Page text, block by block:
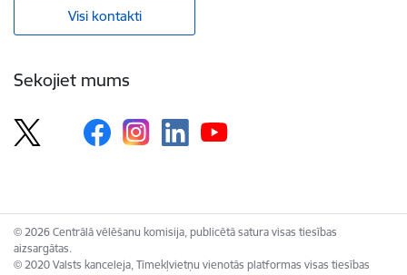
Visi kontakti
Sekojiet mums
© 2026 Centrālā vēlēšanu komisija, publicētā satura visas tiesības
aizsargātas.
© 2020 Valsts kanceleja, Tīmekļvietņu vienotās platformas visas tiesības